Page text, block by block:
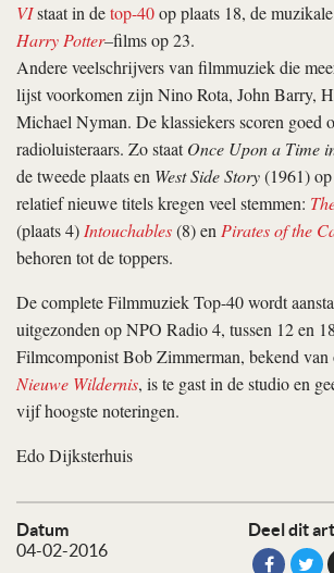
Datum
04-02-2016
Deel dit
VIstaat in detop-40op plaats 18, de
Harry Potter–films op 23.
Andere veelschrijvers van filmmuziek die
lijst voorkomen zijn Nino Rota, John Barry,
Michael Nyman. De klassiekers scoren goed
radioluisteraars. Zo staatOnce Upon a Time
de tweede plaats en West Side Story(1961)
relatief nieuwe titels kregen veel stemmen:
(plaats 4)Intouchables(8) enPirates of the
behoren tot de toppers.
De complete Filmmuziek Top-40 wordt
uitgezonden op NPO Radio 4, tussen 12 en
Filmcomponist Bob Zimmerman, bekend van
Nieuwe Wildernis, is te gast in de studio en
vijf hoogste noteringen.
Edo Dijksterhuis